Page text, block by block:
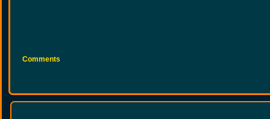
Comments